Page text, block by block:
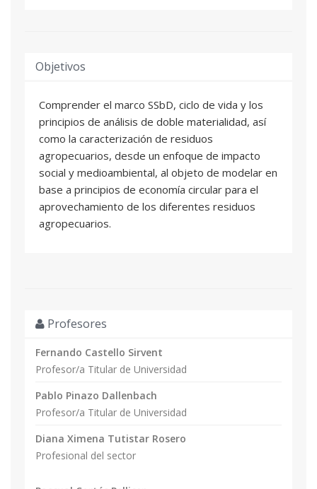
Objetivos
Comprender el marco SSbD, ciclo de vida y los
principios de análisis de doble materialidad, así
como la caracterización de residuos
agropecuarios, desde un enfoque de impacto
social y medioambiental, al objeto de modelar en
base a principios de economía circular para el
aprovechamiento de los diferentes residuos
agropecuarios.
Profesores
Fernando Castello Sirvent
Profesor/a Titular de Universidad
Pablo Pinazo Dallenbach
Profesor/a Titular de Universidad
Diana Ximena Tutistar Rosero
Profesional del sector